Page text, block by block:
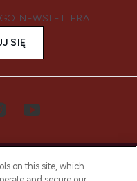
NEWSLETTERA
SIĘ
on this site, which